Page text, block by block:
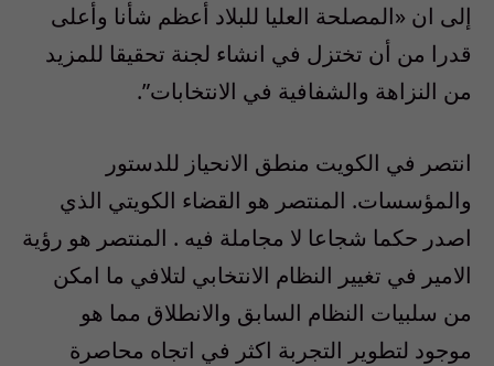
إلى ان «المصلحة العليا للبلاد أعظم شأنا وأعلى
قدرا من أن تختزل في انشاء لجنة تحقيقا للمزيد
من النزاهة والشفافية في الانتخابات”.
انتصر في الكويت منطق الانحياز للدستور
والمؤسسات. المنتصر هو القضاء الكويتي الذي
اصدر حكما شجاعا لا مجاملة فيه . المنتصر هو رؤية
الامير في تغيير النظام الانتخابي لتلافي ما امكن
من سلبيات النظام السابق والانطلاق مما هو
موجود لتطوير التجربة اكثر في اتجاه محاصرة